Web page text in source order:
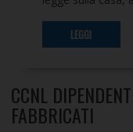
LEGGI
CCNL
FABBRICATI